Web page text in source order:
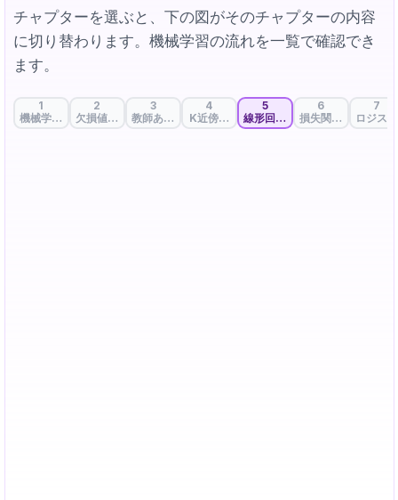
チャプターを選ぶと、下の図がそのチャプターの内容
に切り替わります。機械学習の流れを一覧で確認でき
ます。
1
機械学習の出発点: データと特徴量
2
欠損値処理: データの空白を埋める戦略
3
教師あり・教師なし・自己教師あり学習
4
K近傍法: 類は友を呼ぶ
5
線形回帰：データの流れを貫く
6
損失関数: 正解と予
7
ロジス